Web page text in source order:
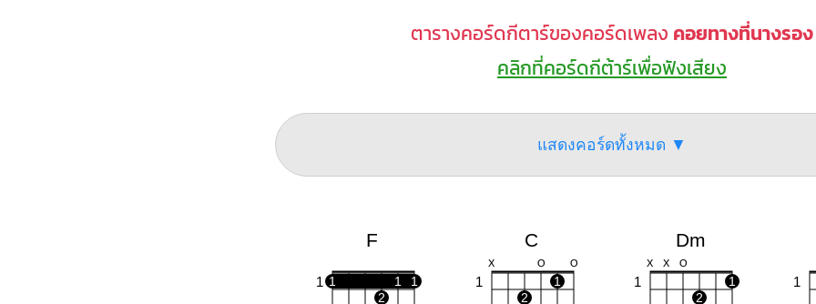
ตารางคอร์ดกีตาร์ของคอร์ดเพลง คอยทางที่นางรอง
คลิกที่คอร์ดกีต้าร์เพื่อฟังเสียง
แสดงคอร์ดทั้งหมด ▼
F
1 1 1
1
2
C
X O O
1
1
2
Dm
X X O
1
1
2
1